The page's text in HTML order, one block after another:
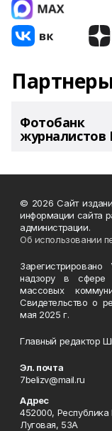
Фотобанк
журналистов
© 2026 Сайт
информации сайта
администрации.
Об использовании
надзору в сфере
массовых
Свидетельство о
мая 2025 г.
Главный редактор
Эл. почта
7belizv@mail.ru
Адрес
452000, Республика
Луговая, 53А